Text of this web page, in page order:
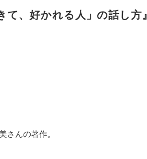
て、好かれる人」の話し方』
さんの著作。